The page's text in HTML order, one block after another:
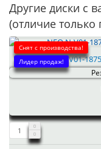
Другие диски с
(отличие только
Снят с производства!
Лидер продаж!NEO N-V01-